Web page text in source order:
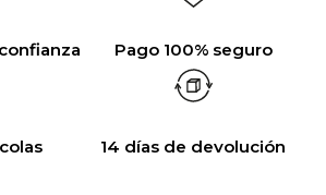
Pago 100% seguro
14 días de devolución